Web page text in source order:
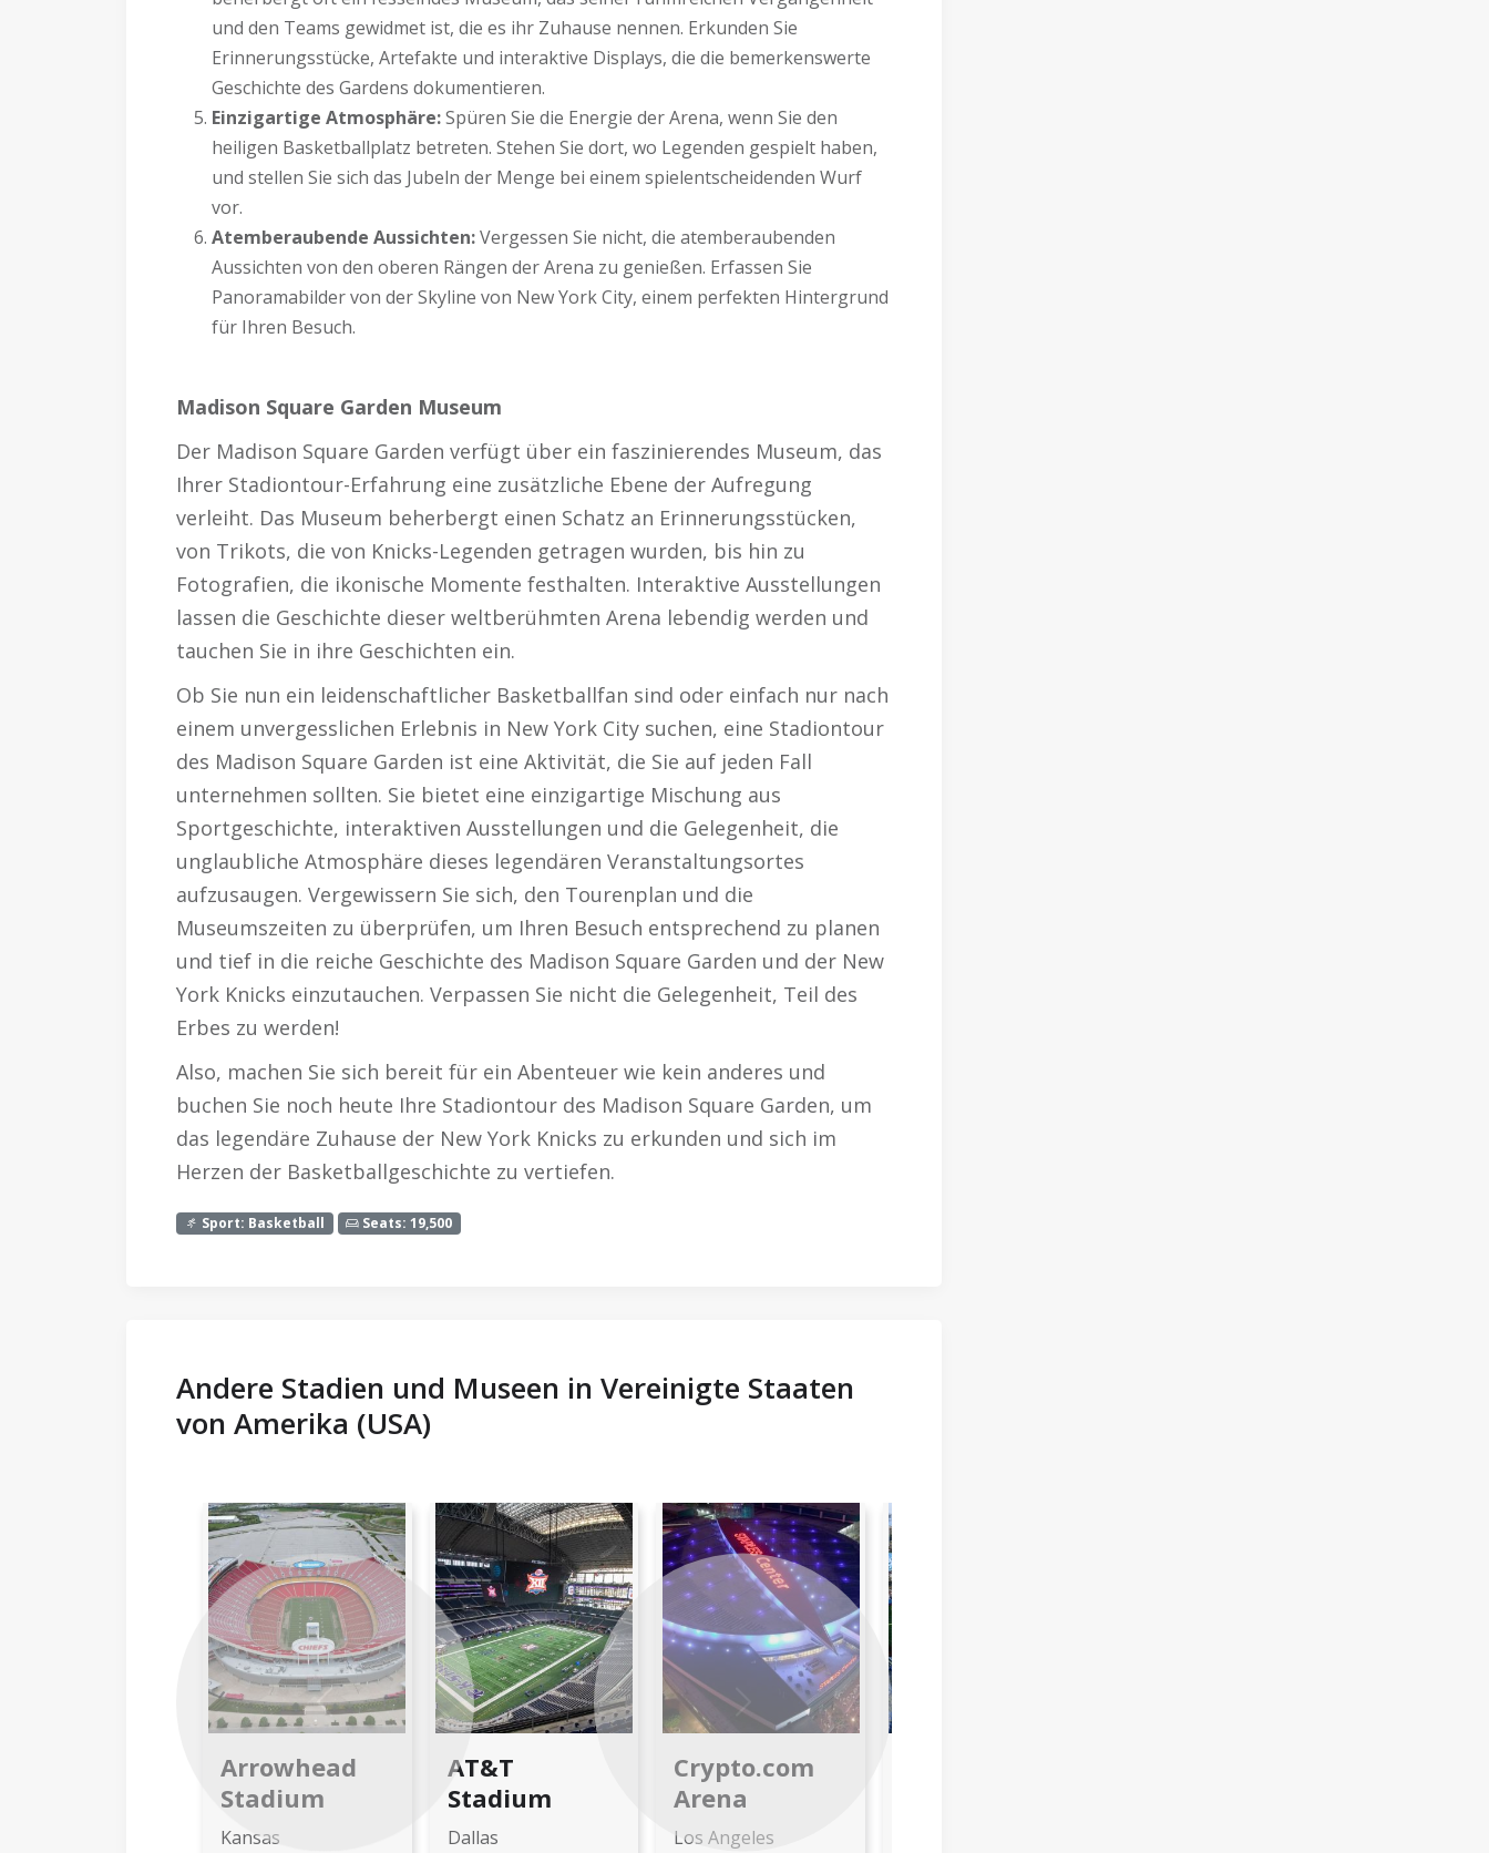
und den Teams gewidmet ist, die es ihr Zuhause nennen. Erkunden Sie
Erinnerungsstücke, Artefakte und interaktive Displays, die die bemerkenswerte
Geschichte des Gardens dokumentieren.
Einzigartige Atmosphäre:Spüren Sie die Energie der Arena, wenn Sie den
heiligen Basketballplatz betreten. Stehen Sie dort, wo Legenden gespielt haben,
und stellen Sie sich das Jubeln der Menge bei einem spielentscheidenden Wurf
vor.
Atemberaubende Aussichten:Vergessen Sie nicht, die atemberaubenden
Aussichten von den oberen Rängen der Arena zu genießen. Erfassen Sie
Panoramabilder von der Skyline von New York City, einem perfekten Hintergrund
für Ihren Besuch.
Madison Square Garden Museum
Der Madison Square Garden verfügt über ein faszinierendes Museum, das
Ihrer Stadiontour-Erfahrung eine zusätzliche Ebene der Aufregung
verleiht. Das Museum beherbergt einen Schatz an Erinnerungsstücken,
von Trikots, die von Knicks-Legenden getragen wurden, bis hin zu
Fotografien, die ikonische Momente festhalten. Interaktive Ausstellungen
lassen die Geschichte dieser weltberühmten Arena lebendig werden und
tauchen Sie in ihre Geschichten ein.
Ob Sie nun ein leidenschaftlicher Basketballfan sind oder einfach nur nach
einem unvergesslichen Erlebnis in New York City suchen, eine Stadiontour
des Madison Square Garden ist eine Aktivität, die Sie auf jeden Fall
unternehmen sollten. Sie bietet eine einzigartige Mischung aus
Sportgeschichte, interaktiven Ausstellungen und die Gelegenheit, die
unglaubliche Atmosphäre dieses legendären Veranstaltungsortes
aufzusaugen. Vergewissern Sie sich, den Tourenplan und die
Museumszeiten zu überprüfen, um Ihren Besuch entsprechend zu planen
und tief in die reiche Geschichte des Madison Square Garden und der New
York Knicks einzutauchen. Verpassen Sie nicht die Gelegenheit, Teil des
Erbes zu werden!
Also, machen Sie sich bereit für ein Abenteuer wie kein anderes und
buchen Sie noch heute Ihre Stadiontour des Madison Square Garden, um
das legendäre Zuhause der New York Knicks zu erkunden und sich im
Herzen der Basketballgeschichte zu vertiefen.
Sport: Basketball Seats: 19,500
Andere Stadien und Museen in Vereinigte Staaten
von Amerika (USA)
Arrowhead
Stadium
Kansas
AT&T
Stadium
Dallas
Crypto.com
Arena
Los Angeles
Previous Next